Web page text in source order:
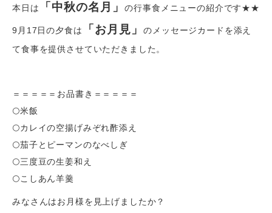
本日は 「中秋の名月」の行事食メニューの紹介です★★
9月17日の夕食は 「お月見」のメッセージカードを添え
て食事を提供させていただきました。
＝＝＝＝＝お品書き＝＝＝＝＝
🌕米飯
🌕カレイの空揚げみぞれ酢添え
🌕茄子とピーマンのなべしぎ
🌕三度豆の生姜和え
🌕こしあん羊羹
みなさんはお月様を見上げましたか？